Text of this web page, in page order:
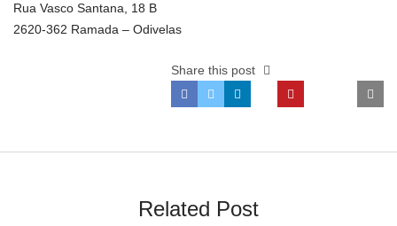
Rua Vasco Santana, 18 B
2620-362 Ramada – Odivelas
Share this post
Related Post